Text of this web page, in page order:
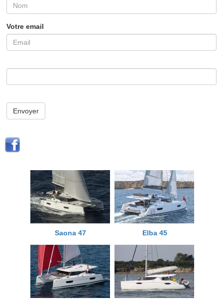
Votre email
Envoyer
Saona 47 Elba 45